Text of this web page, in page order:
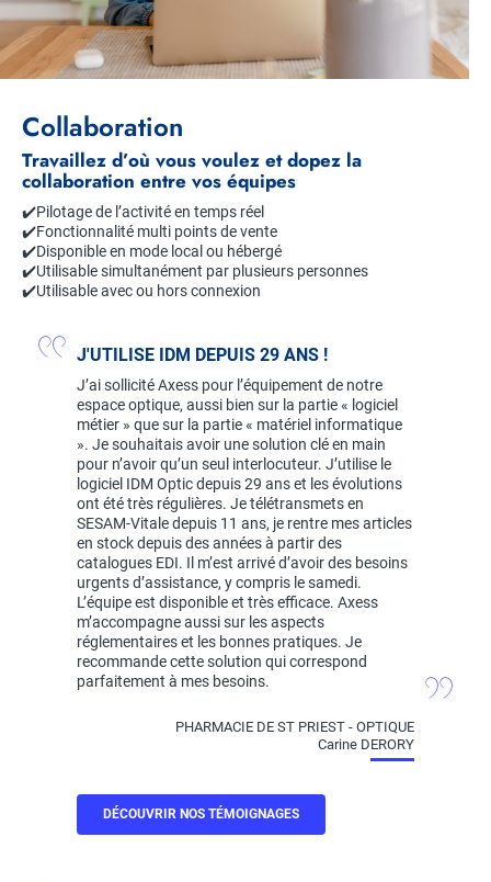
Collaboration
Travaillez d’où vous voulez et dopez la
collaboration entre vos équipes
✔️Pilotage de l’activité en temps réel
✔️Fonctionnalité multi points de vente
✔️Disponible en mode local ou hébergé
✔️Utilisable simultanément par plusieurs personnes
✔️Utilisable avec ou hors connexion
J'UTILISE IDM DEPUIS 29 ANS !
J’ai sollicité Axess pour l’équipement de notre
espace optique, aussi bien sur la partie « logiciel
métier » que sur la partie « matériel informatique
». Je souhaitais avoir une solution clé en main
pour n’avoir qu’un seul interlocuteur. J’utilise le
logiciel IDM Optic depuis 29 ans et les évolutions
ont été très régulières. Je télétransmets en
SESAM-Vitale depuis 11 ans, je rentre mes articles
en stock depuis des années à partir des
catalogues EDI. Il m’est arrivé d’avoir des besoins
urgents d’assistance, y compris le samedi.
L’équipe est disponible et très efficace. Axess
m’accompagne aussi sur les aspects
réglementaires et les bonnes pratiques. Je
recommande cette solution qui correspond
parfaitement à mes besoins.
PHARMACIE DE ST PRIEST - OPTIQUE
Carine DERORY
DÉCOUVRIR NOS TÉMOIGNAGES